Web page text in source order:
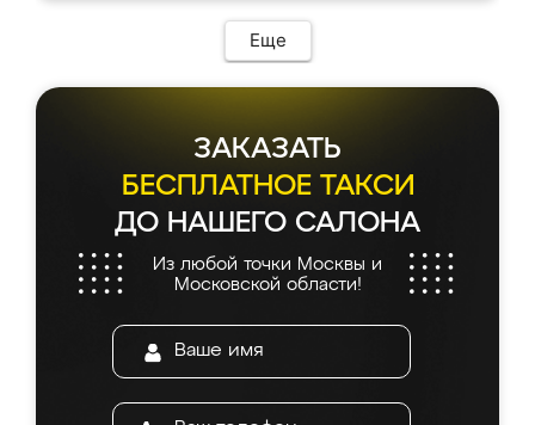
Еще
ЗАКАЗАТЬ
БЕСПЛАТНОЕ ТАКСИ
ДО НАШЕГО САЛОНА
Из любой точки Москвы и
Московской области!